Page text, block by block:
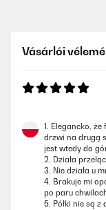
Vásárlói
1. Elegancko, że
drzwi na drugą
jest wtedy do
2. Działa
3. Nie działa u
4. Brakuje mi
po paru
5. Półki nie są